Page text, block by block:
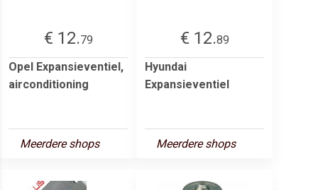
€ 12.79
Opel Expansieventiel,
airconditioning
Meerdere shops
€ 12.89
Hyundai
Expansieventiel
Meerdere shops